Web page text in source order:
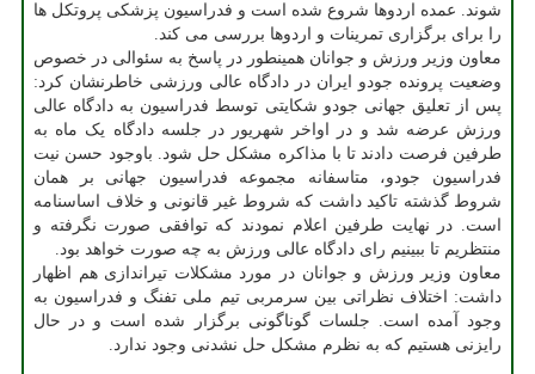
شوند. عمده اردوها شروع شده است و فدراسیون پزشکی پروتکل ها
را برای برگزاری تمرینات و اردوها بررسی می کند.
معاون وزیر ورزش و جوانان همینطور در پاسخ به سئوالی در خصوص
وضعیت پرونده جودو ایران در دادگاه عالی ورزشی خاطرنشان کرد:
پس از تعلیق جهانی جودو شکایتی توسط فدراسیون به دادگاه عالی
ورزش عرضه شد و در اواخر شهریور در جلسه دادگاه یک ماه به
طرفین فرصت دادند تا با مذاکره مشکل حل شود. باوجود حسن نیت
فدراسیون جودو، متاسفانه مجموعه فدراسیون جهانی بر همان
شروط گذشته تاکید داشت که شروط غیر قانونی و خلاف اساسنامه
است. در نهایت طرفین اعلام نمودند که توافقی صورت نگرفته و
منتظریم تا ببینیم رای دادگاه عالی ورزش به چه صورت خواهد بود.
معاون وزیر ورزش و جوانان در مورد مشکلات تیراندازی هم اظهار
داشت: اختلاف نظراتی بین سرمربی تیم ملی تفنگ و فدراسیون به
وجود آمده است. جلسات گوناگونی برگزار شده است و در حال
رایزنی هستیم که به نظرم مشکل حل نشدنی وجود ندارد.